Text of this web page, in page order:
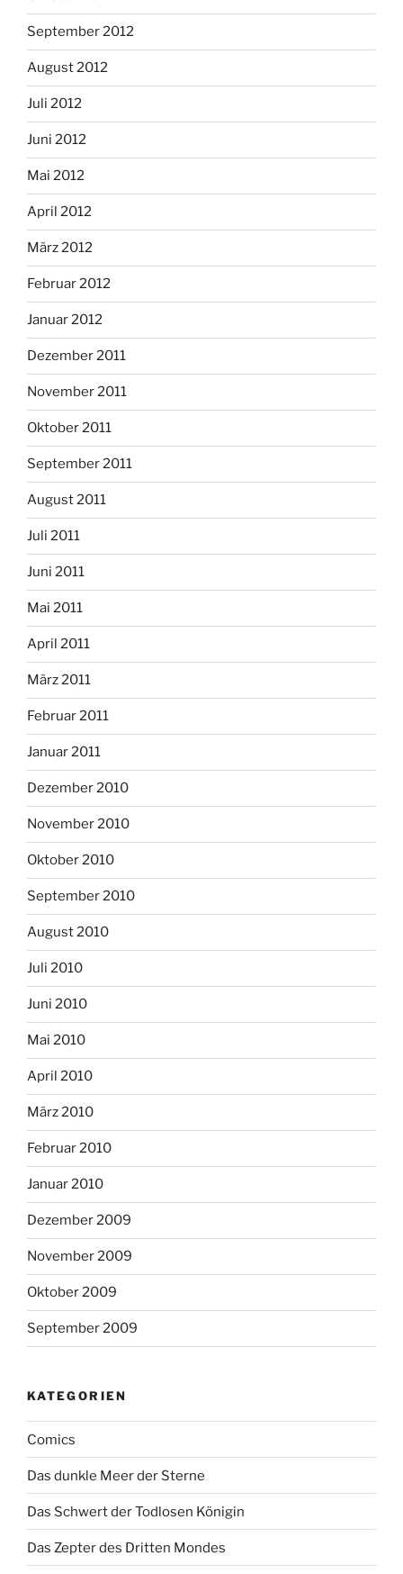
September 2012
August 2012
Juli 2012
Juni 2012
Mai 2012
April 2012
März 2012
Februar 2012
Januar 2012
Dezember 2011
November 2011
Oktober 2011
September 2011
August 2011
Juli 2011
Juni 2011
Mai 2011
April 2011
März 2011
Februar 2011
Januar 2011
Dezember 2010
November 2010
Oktober 2010
September 2010
August 2010
Juli 2010
Juni 2010
Mai 2010
April 2010
März 2010
Februar 2010
Januar 2010
Dezember 2009
November 2009
Oktober 2009
September 2009
KATEGORIEN
Comics
Das dunkle Meer der Sterne
Das Schwert der Todlosen Königin
Das Zepter des Dritten Mondes